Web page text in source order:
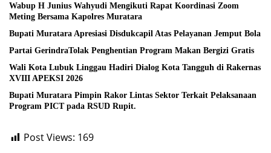
Wabup H Junius Wahyudi Mengikuti Rapat Koordinasi Zoom
Meting Bersama Kapolres Muratara
Bupati Muratara Apresiasi Disdukcapil Atas Pelayanan Jemput Bola
Partai GerindraTolak Penghentian Program Makan Bergizi Gratis
Wali Kota Lubuk Linggau Hadiri Dialog Kota Tangguh di Rakernas
XVIII APEKSI 2026
Bupati Muratara Pimpin Rakor Lintas Sektor Terkait Pelaksanaan
Program PICT pada RSUD Rupit.
Post Views: 169